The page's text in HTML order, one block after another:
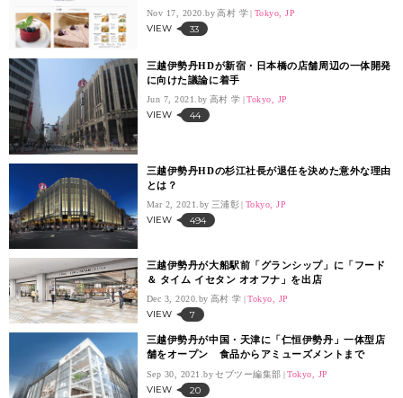
Nov 17, 2020. 高村 学 Tokyo, JP
VIEW 33
三越伊勢丹HDが新宿・日本橋の店舗周辺の一体開発
に向けた議論に着手
Jun 7, 2021. 高村 学 Tokyo, JP
VIEW 44
三越伊勢丹HDの杉江社長が退任を決めた意外な理由
とは？
Mar 2, 2021. 三浦彰 Tokyo, JP
VIEW 494
三越伊勢丹が大船駅前「グランシップ」に「フード
＆ タイム イセタン オオフナ」を出店
Dec 3, 2020. 高村 学 Tokyo, JP
VIEW 7
三越伊勢丹が中国・天津に「仁恒伊勢丹」一体型店
舗をオープン 食品からアミューズメントまで
Sep 30, 2021. セブツー編集部 Tokyo, JP
VIEW 20